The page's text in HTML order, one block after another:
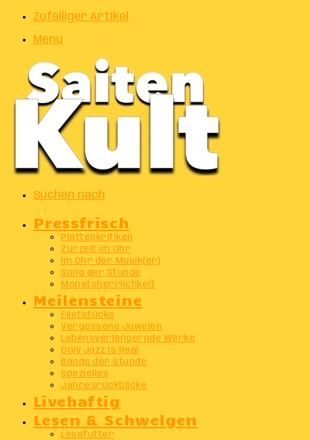
Zufälliger Artikel
Menu
Suchen nach
Pressfrisch
Plattenkritiken
Zurzeit im Ohr
Im Ohr der Musik(er)
Song der Stunde
Monatsherrlichkeit
Meilensteine
Filetstücke
Vergessene Juwelen
Lebensverlängernde Werke
Only Jazz Is Real
Bands der Stunde
Spezielles
Jahresrückblicke
Livehaftig
Lesen & Schwelgen
Lesefutter